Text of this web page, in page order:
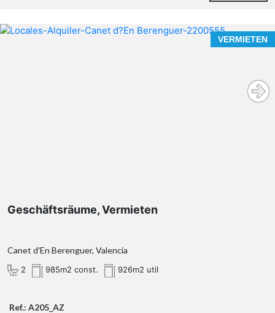
VERMIETEN
Geschäftsräume, Vermieten
Canet d'En Berenguer, Valencia
2 985m2 const. 926m2 util
Ref.: A205_AZ